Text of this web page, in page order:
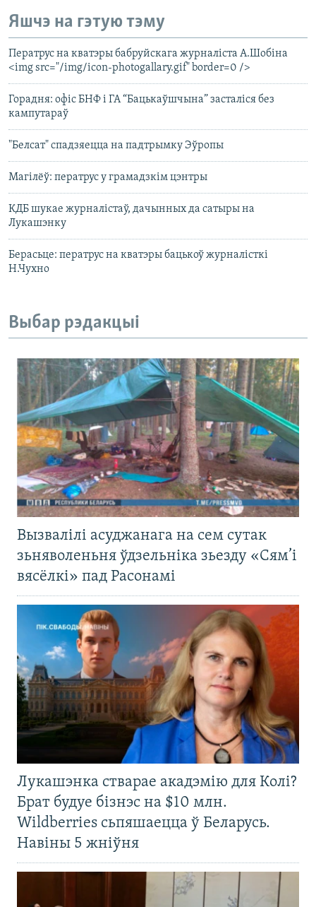
Яшчэ на гэтую тэму
Ператрус на кватэры бабруйскага журналіста А.Шобіна
<img src="/img/icon-photogallary.gif" border=0 />
Горадня: офіс БНФ і ГА “Бацькаўшчына” засталіся без
кампутараў
"Белсат" спадзяецца на падтрымку Эўропы
Магілёў: ператрус у грамадзкім цэнтры
КДБ шукае журналістаў, дачынных да сатыры на
Лукашэнку
Берасьце: ператрус на кватэры бацькоў журналісткі
Н.Чухно
Выбар рэдакцыі
Вызвалілі асуджанага на сем сутак
зьняволеньня ўдзельніка зьезду «Сям’і
вясёлкі» пад Расонамі
Лукашэнка стварае акадэмію для Колі?
Брат будуе бізнэс на $10 млн.
Wildberries сьпяшаецца ў Беларусь.
Навіны 5 жніўня